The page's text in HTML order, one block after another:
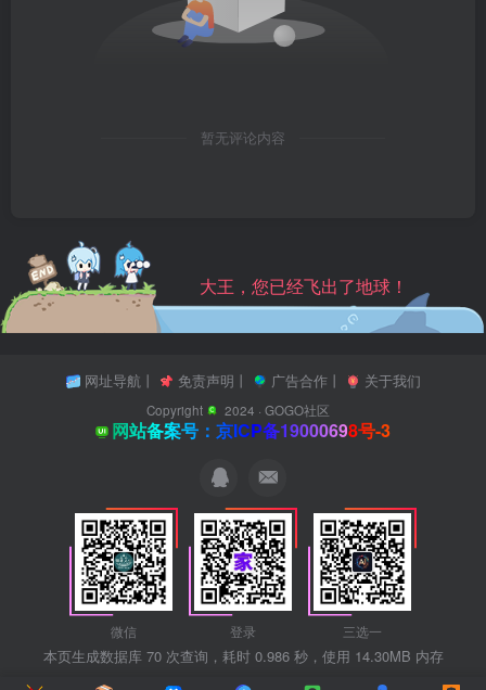
暂无评论内容
大王，您已经飞出了地球！
网址导航 丨 免责声明 丨 广告合作丨 关于我们
Copyright 2024 ·GOGO社区
网站备案号：京ICP备19000698号-3
微信 登录 三选一
本页生成数据库 70 次查询，耗时 0.986 秒，使用 14.30MB 内存